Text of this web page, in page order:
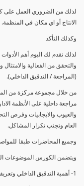
لذلك من الضروري العمل على
الانتاج أو اي مكان في المنظمة.
وكذلك التأكد
لذلك نقدم لك اليوم أهم
والتحقق من الفعالية
(المراجعة / التدقيق الداخلي).
من خلال مجموعة مركزة من
مراجعة داخلية على الأنظمة
والعيوب والايجابيات وفرص
العام وتجنب تكرار المشاكل.
وجميع المحاضرات طبقا للمواصفة
ويتضمن الكورس الموضوعات
1- أهمية التدقيق الداخلي وتعريفه.